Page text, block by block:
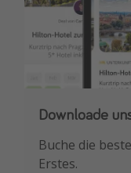
Downloade
Buche die
Erstes.